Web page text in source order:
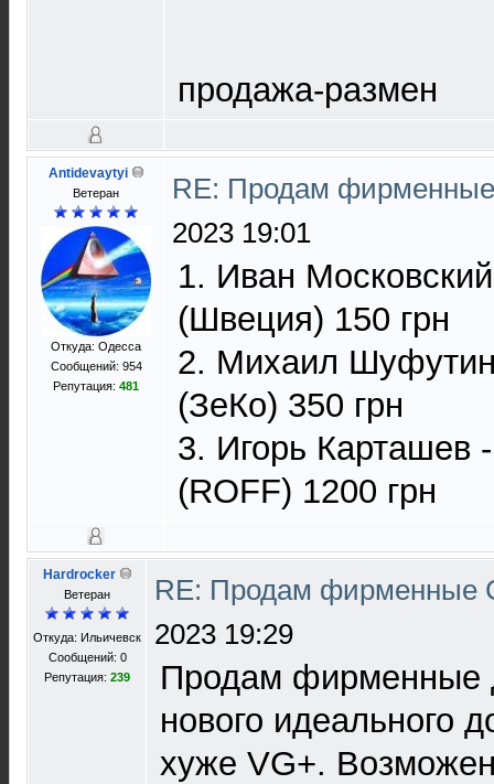
продажа-размен
Antidevaytyi
Ветеран
Откуда: Одесса
Сообщений: 954
Репутация: 481
RE: Продам
2023 19:01
1. Иван
(Швеция) 150 грн
2. Михаил
(ЗеКо) 350 грн
3. Игорь Карташев
(ROFF) 1200 грн
Hardrocker
Ветеран
Откуда: Ильичевск
Сообщений: 0
Репутация: 239
RE: Продам фирменные
2023 19:29
Продам фирменные
нового идеального
хуже VG+.